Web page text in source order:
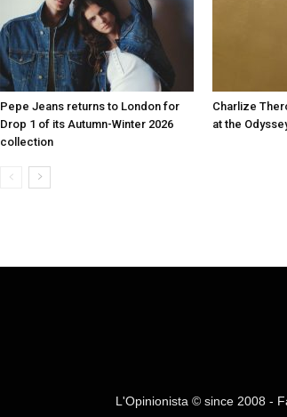
Pepe Jeans returns to London for
Drop 1 of its Autumn-Winter 2026
collection
Charlize
at the
L'Opinionista © since 2008 -